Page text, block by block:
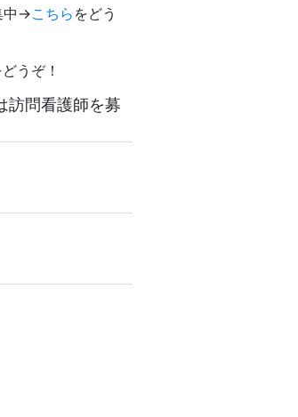
中→こちら をどう
うぞ！
訪問看護師を募